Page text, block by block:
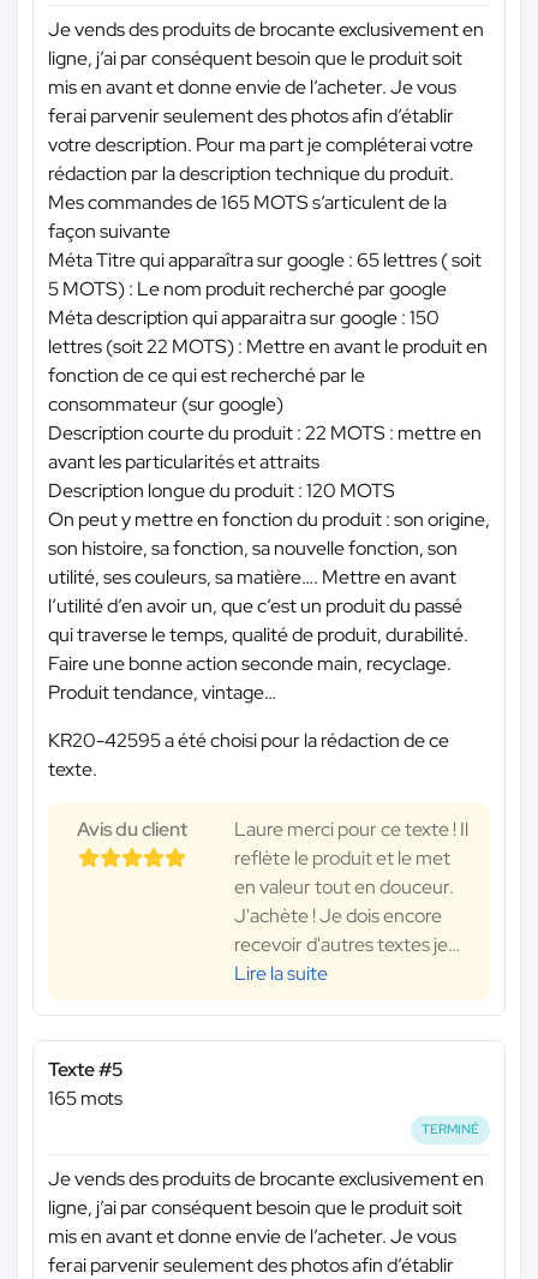
Je vends des produits de brocante exclusivement en
ligne, j’ai par conséquent besoin que le produit soit
mis en avant et donne envie de l’acheter. Je vous
ferai parvenir seulement des photos afin d’établir
votre description. Pour ma part je compléterai votre
rédaction par la description technique du produit.
Mes commandes de 165 MOTS s’articulent de la
façon suivante
Méta Titre qui apparaîtra sur google : 65 lettres ( soit
5 MOTS) : Le nom produit recherché par google
Méta description qui apparaitra sur google : 150
lettres (soit 22 MOTS) : Mettre en avant le produit en
fonction de ce qui est recherché par le
consommateur (sur google)
Description courte du produit : 22 MOTS : mettre en
avant les particularités et attraits
Description longue du produit : 120 MOTS
On peut y mettre en fonction du produit : son origine,
son histoire, sa fonction, sa nouvelle fonction, son
utilité, ses couleurs, sa matière…. Mettre en avant
l’utilité d’en avoir un, que c’est un produit du passé
qui traverse le temps, qualité de produit, durabilité.
Faire une bonne action seconde main, recyclage.
Produit tendance, vintage…
KR20-42595 a été choisi pour la rédaction de ce
texte.
Avis du client
Laure merci pour ce texte ! Il
reflète le produit et le met
en valeur tout en douceur.
J'achète ! Je dois encore
recevoir d'autres textes je…
Lire la suite
Texte #5
165 mots
TERMINÉ
Je vends des produits de brocante exclusivement en
ligne, j’ai par conséquent besoin que le produit soit
mis en avant et donne envie de l’acheter. Je vous
ferai parvenir seulement des photos afin d’établir